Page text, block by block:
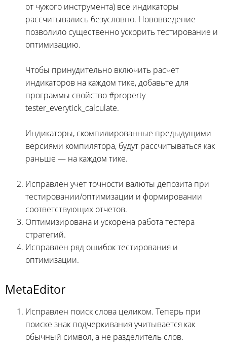
от чужого инструмента) все индикаторы
рассчитывались безусловно. Нововведение
позволило существенно ускорить тестирование и
оптимизацию.
Чтобы принудительно включить расчет
индикаторов на каждом тике, добавьте для
программы свойство #property
tester_everytick_calculate.
Индикаторы, скомпилированные предыдущими
версиями компилятора, будут рассчитываться как
раньше — на каждом тике.
Исправлен учет точности валюты депозита при
тестировании/оптимизации и формировании
соответствующих отчетов.
Оптимизирована и ускорена работа тестера
стратегий.
Исправлен ряд ошибок тестирования и
оптимизации.
MetaEditor
Исправлен поиск слова целиком. Теперь при
поиске знак подчеркивания учитывается как
обычный символ, а не разделитель слов.